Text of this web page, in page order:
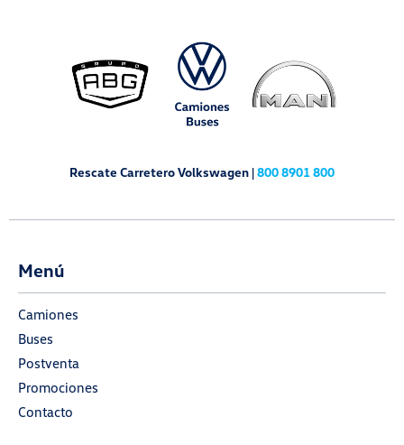
Rescate Carretero Volkswagen |800 8901 800
Menú
Camiones
Buses
Postventa
Promociones
Contacto